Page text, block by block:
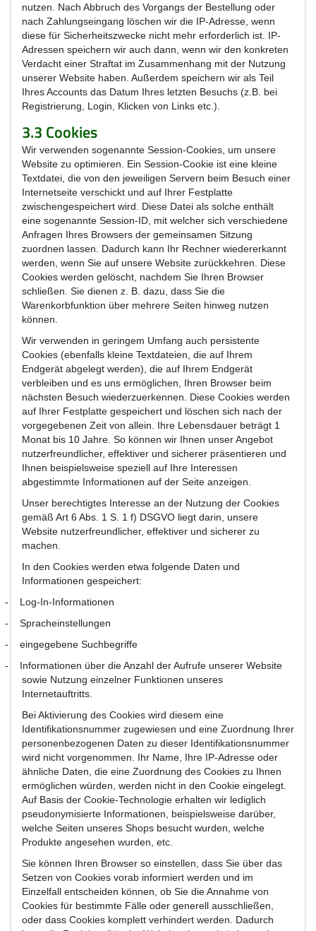
nutzen. Nach Abbruch des Vorgangs der Bestellung oder
nach Zahlungseingang löschen wir die IP-Adresse, wenn
diese für Sicherheitszwecke nicht mehr erforderlich ist. IP-
Adressen speichern wir auch dann, wenn wir den konkreten
Verdacht einer Straftat im Zusammenhang mit der Nutzung
unserer Website haben. Außerdem speichern wir als Teil
Ihres Accounts das Datum Ihres letzten Besuchs (z.B. bei
Registrierung, Login, Klicken von Links etc.).
3.3 Cookies
Wir verwenden sogenannte Session-Cookies, um unsere
Website zu optimieren. Ein Session-Cookie ist eine kleine
Textdatei, die von den jeweiligen Servern beim Besuch einer
Internetseite verschickt und auf Ihrer Festplatte
zwischengespeichert wird. Diese Datei als solche enthält
eine sogenannte Session-ID, mit welcher sich verschiedene
Anfragen Ihres Browsers der gemeinsamen Sitzung
zuordnen lassen. Dadurch kann Ihr Rechner wiedererkannt
werden, wenn Sie auf unsere Website zurückkehren. Diese
Cookies werden gelöscht, nachdem Sie Ihren Browser
schließen. Sie dienen z. B. dazu, dass Sie die
Warenkorbfunktion über mehrere Seiten hinweg nutzen
können.
Wir verwenden in geringem Umfang auch persistente
Cookies (ebenfalls kleine Textdateien, die auf Ihrem
Endgerät abgelegt werden), die auf Ihrem Endgerät
verbleiben und es uns ermöglichen, Ihren Browser beim
nächsten Besuch wiederzuerkennen. Diese Cookies werden
auf Ihrer Festplatte gespeichert und löschen sich nach der
vorgegebenen Zeit von allein. Ihre Lebensdauer beträgt 1
Monat bis 10 Jahre. So können wir Ihnen unser Angebot
nutzerfreundlicher, effektiver und sicherer präsentieren und
Ihnen beispielsweise speziell auf Ihre Interessen
abgestimmte Informationen auf der Seite anzeigen.
Unser berechtigtes Interesse an der Nutzung der Cookies
gemäß Art 6 Abs. 1 S. 1 f) DSGVO liegt darin, unsere
Website nutzerfreundlicher, effektiver und sicherer zu
machen.
In den Cookies werden etwa folgende Daten und
Informationen gespeichert:
-
Log-In-Informationen
-
Spracheinstellungen
-
eingegebene Suchbegriffe
-
Informationen über die Anzahl der Aufrufe unserer Website
sowie Nutzung einzelner Funktionen unseres
Internetauftritts.
Bei Aktivierung des Cookies wird diesem eine
Identifikationsnummer zugewiesen und eine Zuordnung Ihrer
personenbezogenen Daten zu dieser Identifikationsnummer
wird nicht vorgenommen. Ihr Name, Ihre IP-Adresse oder
ähnliche Daten, die eine Zuordnung des Cookies zu Ihnen
ermöglichen würden, werden nicht in den Cookie eingelegt.
Auf Basis der Cookie-Technologie erhalten wir lediglich
pseudonymisierte Informationen, beispielsweise darüber,
welche Seiten unseres Shops besucht wurden, welche
Produkte angesehen wurden, etc.
Sie können Ihren Browser so einstellen, dass Sie über das
Setzen von Cookies vorab informiert werden und im
Einzelfall entscheiden können, ob Sie die Annahme von
Cookies für bestimmte Fälle oder generell ausschließen,
oder dass Cookies komplett verhindert werden. Dadurch